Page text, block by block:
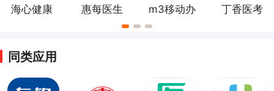
海心健康
惠每医生
m3移动办
丁香医考
同类应用